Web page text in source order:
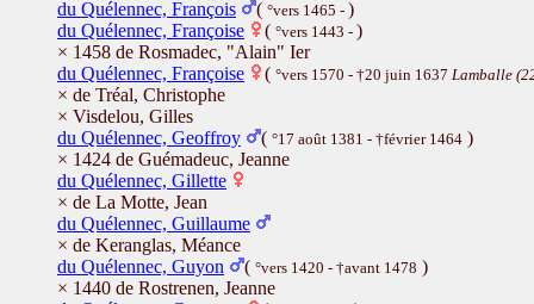
du Quélennec, François
( °vers 1465 - )
du Quélennec, Françoise
( °vers 1443 - )
× 1458 de Rosmadec, "Alain" Ier
du Quélennec, Françoise
( °vers 1570 - †20 juin 1637 Lamballe
× de Tréal, Christophe
× Visdelou, Gilles
du Quélennec, Geoffroy
( °17 août 1381 - †février 1464 )
× 1424 de Guémadeuc, Jeanne
du Quélennec, Gillette
× de La Motte, Jean
du Quélennec, Guillaume
× de Keranglas, Méance
du Quélennec, Guyon
( °vers 1420 - †avant 1478 )
× 1440 de Rostrenen, Jeanne